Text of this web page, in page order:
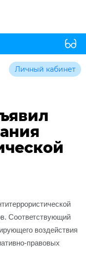
Личный кабинет
Соответствующий
воздействия
правовых